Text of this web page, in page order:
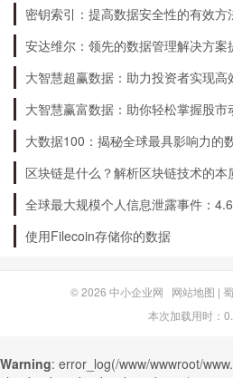
第四，如果需要增值服务
支持、数据分析等，还需要
4. 如何选择POS机服务商
选择POS机服务商需要考虑
第一，服务商的信誉和口碑
其他商家等方式了解；
第二，服务商的资质和技术
密钥索引：提高数据安全性的有效方
安达维尔：领先的数据管理解决方案
大智慧超赢数据：助力投资者实现高
大智慧赢富数据：助你轻松掌握股市
大数据100：揭秘全球最具影响力的
区块链是什么？解析区块链技术的本
全球最大规模个人信息泄露事件：
使用Filecoin存储你的数据
© 2026 中小企业网 网站地图 |
本次加载用时：
Warning: error_log(/www/wwwroot/